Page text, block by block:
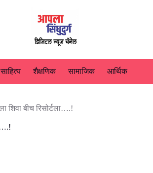
साहित्य शैक्षणिक सामाजिक आर्थिक
शिवा बीच रिसोर्टला….!